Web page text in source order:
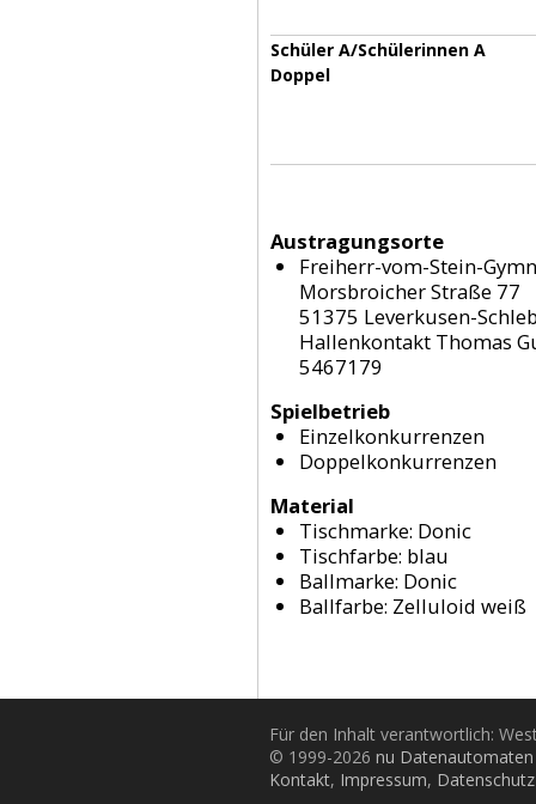
Schüler A/Schülerinnen A
Doppel
Austragungsorte
Freiherr-vom-Stein-
Morsbroicher Straße 77
51375 Leverkusen-
Hallenkontakt Thomas
5467179
Spielbetrieb
Einzelkonkurrenzen
Doppelkonkurrenzen
Material
Tischmarke: Donic
Tischfarbe: blau
Ballmarke: Donic
Ballfarbe: Zelluloid weiß
Für den Inhalt verantwortlich:
© 1999-2026 nu
Kontakt, Impressum, Datenschutz